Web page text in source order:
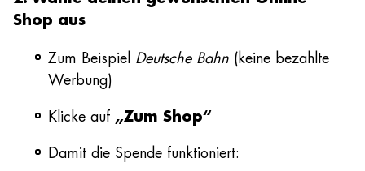
Shop aus
Zum Beispiel Deutsche Bahn(keine bezahlte
Werbung)
Klicke auf „Zum Shop“
Damit die Spende funktioniert: